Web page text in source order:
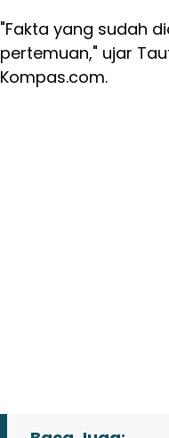
"Fakta yang sudah
pertemuan," ujar
Kompas.com.